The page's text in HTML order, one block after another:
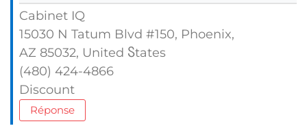
Cabinet IQ
15030 N Tatum Blvd #150, Phoenix,
AZ 85032, United Ⴝtates
(480) 424-4866
Discount
Réponse